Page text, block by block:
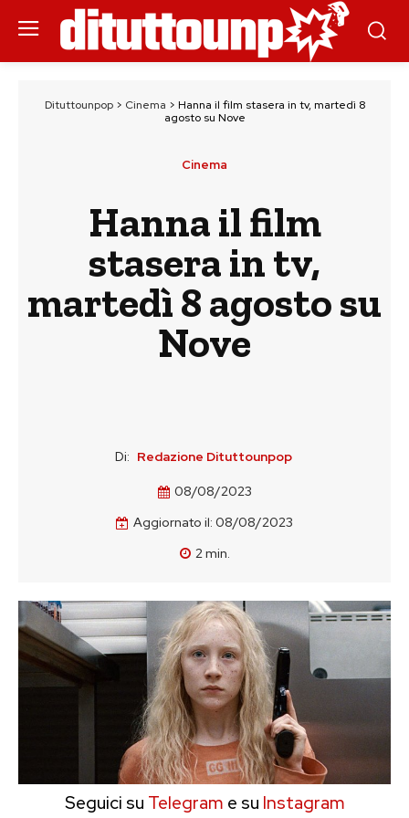
Dituttounpop> Cinema > Hanna il film stasera in tv, martedì 8
agosto su Nove
Cinema
Hanna il film
stasera in tv,
martedì 8 agosto su
Nove
Di: Redazione Dituttounpop
08/08/2023
Aggiornato il: 08/08/2023
2min.
Seguici su Telegram e su Instagram